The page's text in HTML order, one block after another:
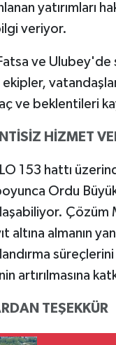
yatırımları
veriyor.
ve Ulubey'de
ve beklentileri
HİZMET
153 hattı
Ordu
Çözüm
altına almanın
artırılmasına
TEŞEKKÜR